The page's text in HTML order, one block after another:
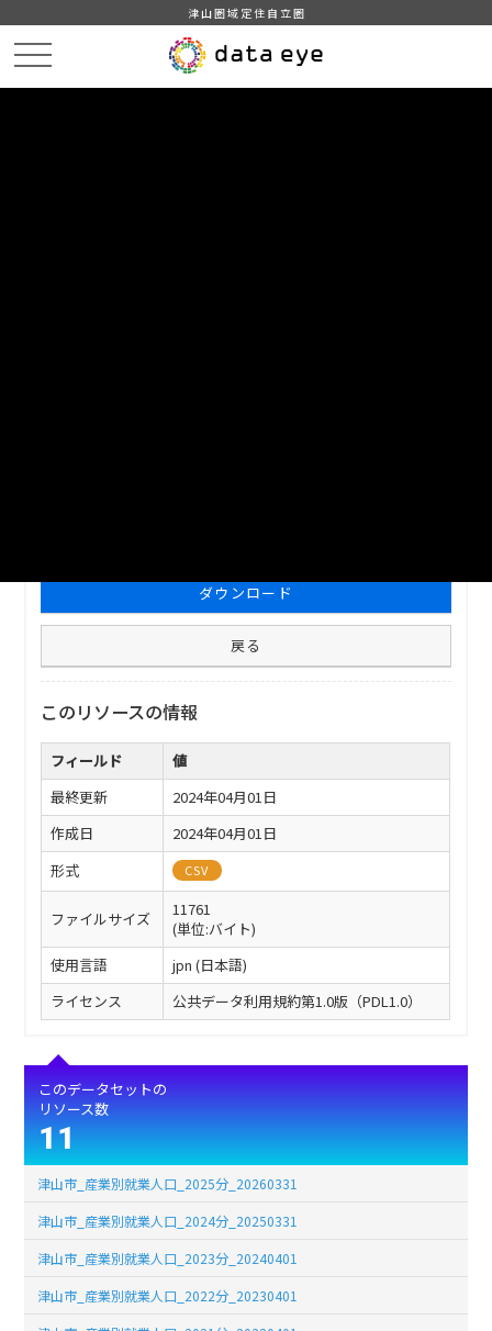
津山圏域定住自立圏
ダウンロード
戻る
このリソースの情報
フィールド
値
最終更新
2024年04月01日
作成日
2024年04月01日
形式
CSV
ファイルサイズ
11761
(単位:バイト)
使用言語
jpn (日本語)
ライセンス
公共データ利用規約第1.0版（PDL1.0）
このデータセットの
リソース数
11
津山市_産業別就業人口_2025分_20260331
津山市_産業別就業人口_2024分_20250331
津山市_産業別就業人口_2023分_20240401
津山市_産業別就業人口_2022分_20230401